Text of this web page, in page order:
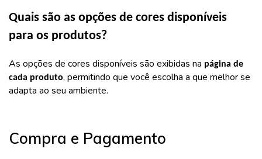
Quais são as opções de cores disponíveis
para os produtos?
As opções de cores disponíveis são exibidas na página de
cada produto, permitindo que você escolha a que melhor se
adapta ao seu ambiente.
Compra e Pagamento